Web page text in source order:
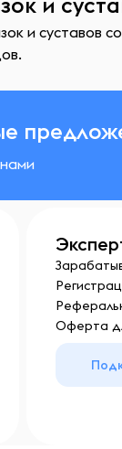
и суставов
Оферта